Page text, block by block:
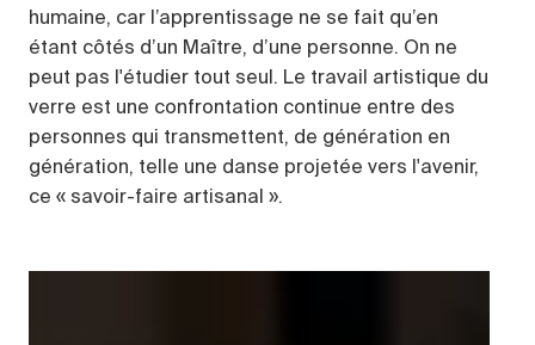
humaine, car l’apprentissage ne se fait qu’en
étant côtés d’un Maître, d’une personne. On ne
peut pas l'étudier tout seul. Le travail artistique du
verre est une confrontation continue entre des
personnes qui transmettent, de génération en
génération, telle une danse projetée vers l'avenir,
ce « savoir-faire artisanal ».